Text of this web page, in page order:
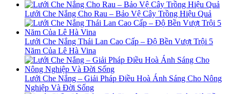
Lưới Che Nắng Cho Rau – Bảo Vệ Cây Trồng Hiệu Quả
Lưới Che Nắng Thái Lan Cao Cấp – Độ Bền Vượt Trội 5
Năm Của Lê Hà Vina
Lưới Che Nắng – Giải Pháp Điều Hoà Ánh Sáng Cho Nông
Nghiệp Và Đời Sống